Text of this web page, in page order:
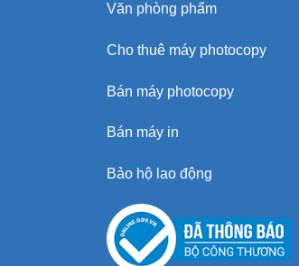
Văn phòng phẩm
Cho thuê máy photocopy
Bán máy photocopy
Bán máy in
Bảo hộ lao động